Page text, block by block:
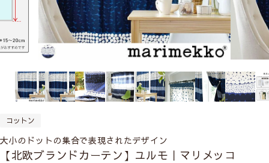
コットン
大小のドットの集合で表現されたデザイン
【北欧ブランドカーテン】ユルモ｜マリメッコ